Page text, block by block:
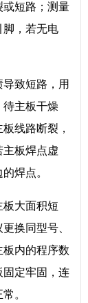
或短路；测量
脚，若无电
致短路，用
主板干燥
线路断裂，
主板焊点虚
焊点。
板大面积短
换同型号、
内的程序数
固定牢固，连
。